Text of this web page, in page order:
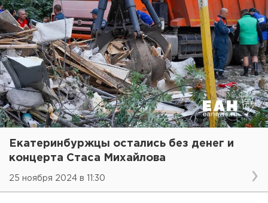
Екатеринбуржцы остались без денег и
концерта Стаса Михайлова
25 ноября 2024 в 11:30